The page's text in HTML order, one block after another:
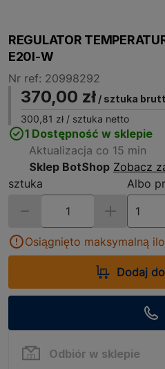
REGULATOR
E20I-W
Nr ref: 20998292
370,00 zł / sztuka
300,81 zł / sztuka netto
1 Dostępność w sklepie
Aktualizacja co 15 min
Sklep BotShop Zobacz
sztuka
Albo
Osiągnięto maksymalną
Dodaj
Odbiór w sklepie